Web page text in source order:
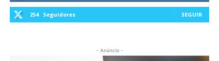
254 Seguidores SEGUIR
- Anúncio -